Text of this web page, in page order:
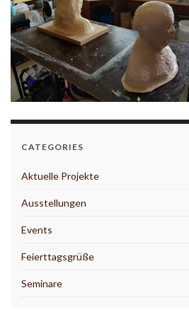
CATEGORIES
Aktuelle Projekte
Ausstellungen
Events
Feierttagsgrüße
Seminare